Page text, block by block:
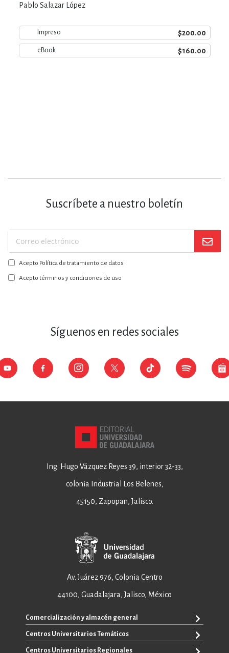
Pablo Salazar López
Impreso $200.00
eBook $160.00
Suscríbete a nuestro boletín
Suscríbase
a
nuestro
boletín:
Acepto Política de tratamiento de datos
Acepto términos y condiciones de uso
Síguenos en redes sociales
Ing. Hugo Vázquez Reyes 39, interior 32-33,
colonia Industrial Los Belenes,
45150, Zapopan, Jalisco.
Av. Juárez 976, Colonia Centro
44100, Guadalajara, Jalisco, México
Comercialización y almacén general
+52 33 3640 6326
+52 33 3640 4595
Centros Universitarios Temáticos
Centros Universitarios Regionales